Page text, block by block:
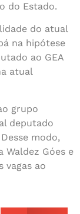
do Estado.
do atual
na hipótese
ao GEA
atual
grupo
deputado
modo,
Waldez Góes e
vagas ao